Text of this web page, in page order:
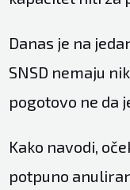
Danas je na
SNSD nemaju
pogotovo ne da
Kako navodi,
potpuno